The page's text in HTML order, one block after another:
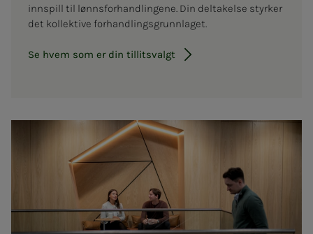
innspill til lønnsforhandlingene. Din deltakelse styrker
det kollektive forhandlingsgrunnlaget.
Se hvem som er din tillitsvalgt